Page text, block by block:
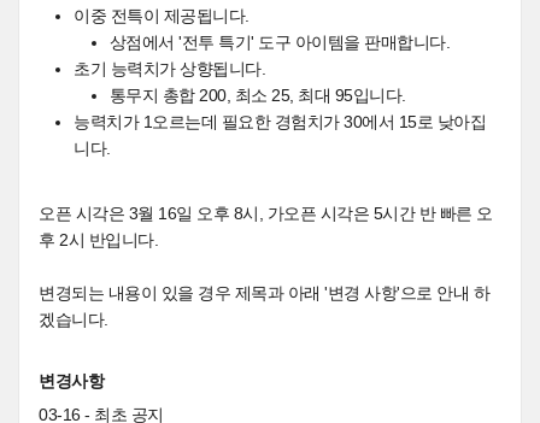
이중 전특이 제공됩니다.
상점에서 '전투 특기' 도구 아이템을 판매합니다.
초기 능력치가 상향됩니다.
통무지 총합 200, 최소 25, 최대 95입니다.
능력치가 1오르는데 필요한 경험치가 30에서 15로 낮아집
니다.
오픈 시각은 3월 16일 오후 8시, 가오픈 시각은 5시간 반 빠른 오
후 2시 반입니다.
변경되는 내용이 있을 경우 제목과 아래 '변경 사항'으로 안내 하
겠습니다.
변경사항
03-16 - 최초 공지